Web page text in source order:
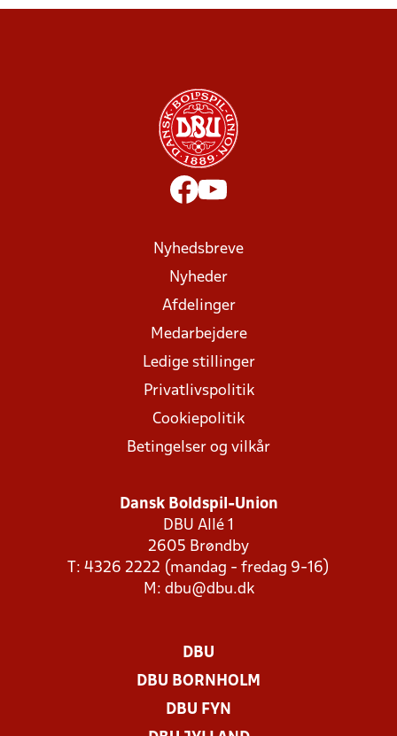
Nyhedsbreve
Nyheder
Afdelinger
Medarbejdere
Ledige stillinger
Privatlivspolitik
Cookiepolitik
Betingelser og vilkår
Dansk Boldspil-Union
DBU Allé 1
2605 Brøndby
T: 4326 2222 (mandag - fredag 9-16)
M: dbu@dbu.dk
DBU
DBU BORNHOLM
DBU FYN